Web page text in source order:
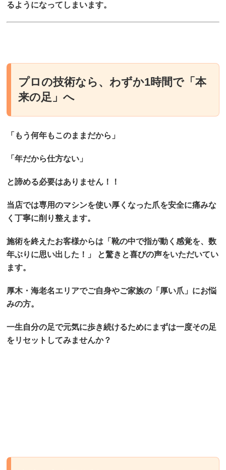
るようになってしまいます。
プロの技術なら、わずか1時間で「本
来の足」へ
「もう何年もこのままだから」
「年だから仕方ない」
と諦める必要はありません！！
当店では専用のマシンを使い厚くなった爪を安全に痛みな
く丁寧に削り整えます。
施術を終えたお客様からは「靴の中で指が動く感覚を、数
年ぶりに思い出した！」 と驚きと喜びの声をいただいてい
ます。
厚木・海老名エリアでご自身やご家族の「厚い爪」にお悩
みの方。
一生自分の足で元気に歩き続けるためにまずは一度その足
をリセットしてみませんか？